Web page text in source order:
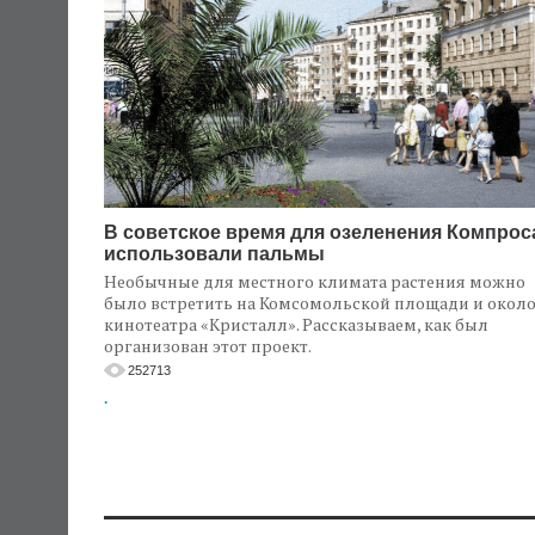
В советское время для озеленения
использовали пальмы
Необычные для местного климата растения можно
было встретить на Комсомольской площади и около
кинотеатра «Кристалл». Рассказываем, как был
организован этот проект.
252713
.